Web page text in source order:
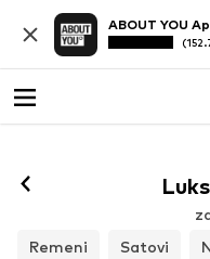
ABOUT YOU
Remeni
Satovi